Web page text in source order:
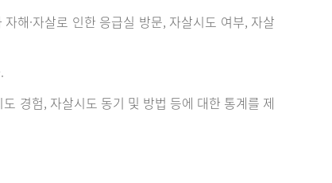
해·자살로 인한 응급실 방문, 자살시도 여부, 자살
경험, 자살시도 동기 및 방법 등에 대한 통계를 제